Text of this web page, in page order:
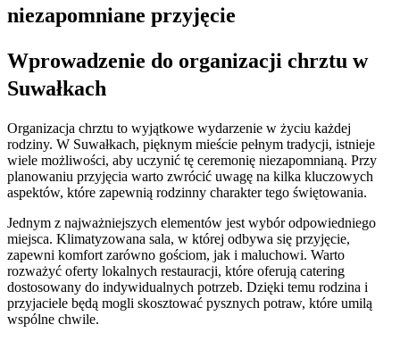
niezapomniane przyjęcie
Wprowadzenie do organizacji chrztu w
Suwałkach
Organizacja chrztu to wyjątkowe wydarzenie w życiu każdej
rodziny. W Suwałkach, pięknym mieście pełnym tradycji, istnieje
wiele możliwości, aby uczynić tę ceremonię niezapomnianą. Przy
planowaniu przyjęcia warto zwrócić uwagę na kilka kluczowych
aspektów, które zapewnią rodzinny charakter tego świętowania.
Jednym z najważniejszych elementów jest wybór odpowiedniego
miejsca. Klimatyzowana sala, w której odbywa się przyjęcie,
zapewni komfort zarówno gościom, jak i maluchowi. Warto
rozważyć oferty lokalnych restauracji, które oferują catering
dostosowany do indywidualnych potrzeb. Dzięki temu rodzina i
przyjaciele będą mogli skosztować pysznych potraw, które umilą
wspólne chwile.